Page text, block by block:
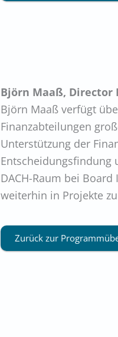
Björn Maaß, Director
Björn Maaß verfügt
Finanzabteilungen
Unterstützung der
Entscheidungsfindung
DACH-Raum bei
weiterhin in Projekte
Zurück zur